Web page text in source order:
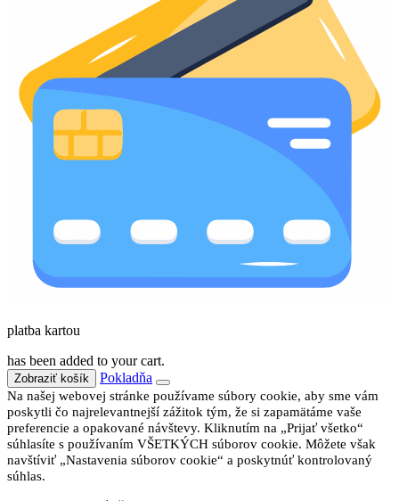
platba kartou
has been added to your cart.
Zobraziť košík Pokladňa
Na našej webovej stránke používame súbory cookie, aby sme vám
poskytli čo najrelevantnejší zážitok tým, že si zapamätáme vaše
preferencie a opakované návštevy. Kliknutím na „Prijať všetko“
súhlasíte s používaním VŠETKÝCH súborov cookie. Môžete však
navštíviť „Nastavenia súborov cookie“ a poskytnúť kontrolovaný
súhlas.